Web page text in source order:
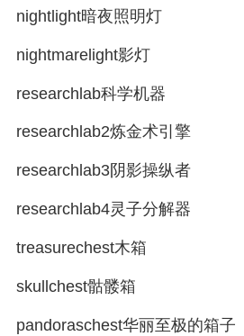
nightlight暗夜照明灯
nightmarelight影灯
researchlab科学机器
researchlab2炼金术引擎
researchlab3阴影操纵者
researchlab4灵子分解器
treasurechest木箱
skullchest骷髅箱
pandoraschest华丽至极的箱子